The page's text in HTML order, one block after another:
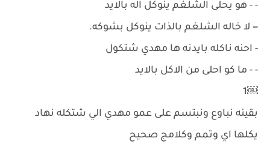
- - هو يحلى الشلغم ينوكل اله بالايد
= لا خاله الشلغم بالذات ينوكل بشوكه.
- احنه ناكله بايدنه ها مهدي شتكول
- - ما كو احلى من الاكل بالايد
￼1
بقينه نباوع ونبتسم على عمو مهدي الي شتكله نهاد
يكلها اي وتمم وكلامج صحيح